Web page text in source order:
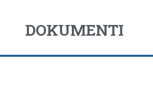
DOKUMENTI